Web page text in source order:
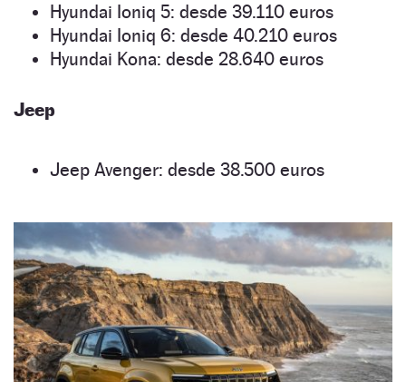
Hyundai Ioniq 5: desde 39.110 euros
Hyundai Ioniq 6: desde 40.210 euros
Hyundai Kona: desde 28.640 euros
Jeep
Jeep Avenger: desde 38.500 euros